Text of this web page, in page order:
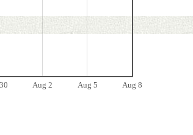
Aug 2 Aug 5 Aug 8